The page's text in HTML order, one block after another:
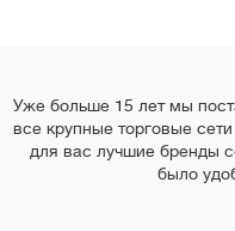
Уже больше 15 лет мы
все крупные торговые
для вас лучшие бренды
было